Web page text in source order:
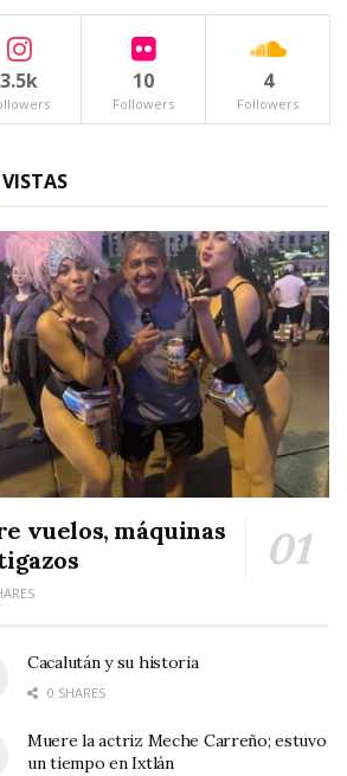
3.5k 10
Followers
4
Followers
vuelos, máquinas
Cacalután y su historia
0 SHARES
Muere la actriz Meche Carreño; estuvo
un tiempo en Ixtlán